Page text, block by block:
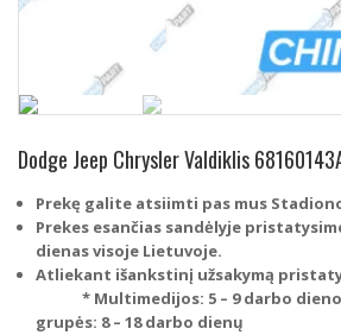
Dodge Jeep Chrysler Valdiklis
Prekę galite atsiimti pas mus
Prekes esančias sandėlyje
dienas visoje Lietuvoje.
Atliekant išankstinį užsakymą
* Multimedijos: 5 – 9 darbo
grupės: 8 – 18 darbo dienų